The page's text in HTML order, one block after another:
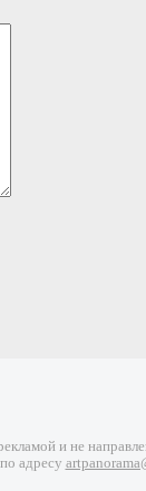
и не
адресу